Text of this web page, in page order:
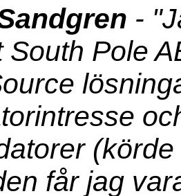
-
South Pole
får jag